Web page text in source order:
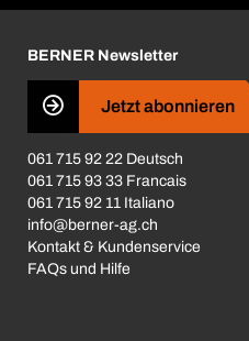
Business Conduct
BERNER Newsletter
Jetzt abonnieren
061 715 92 22 Deutsch
061 715 93 33 Francais
061 715 92 11 Italiano
info@berner-ag.ch
Kontakt & Kundenservice
FAQs und Hilfe